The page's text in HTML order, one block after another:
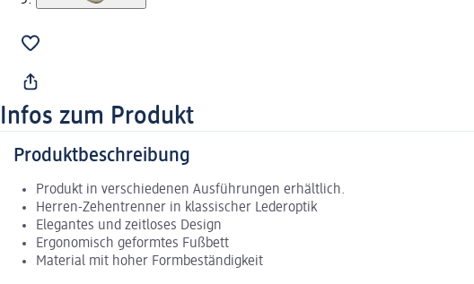
Infos zum Produkt
Produktbeschreibung
Produkt in verschiedenen Ausführungen erhältlich.
Herren-Zehentrenner in klassischer Lederoptik
Elegantes und zeitloses Design
Ergonomisch geformtes Fußbett
Material mit hoher Formbeständigkeit